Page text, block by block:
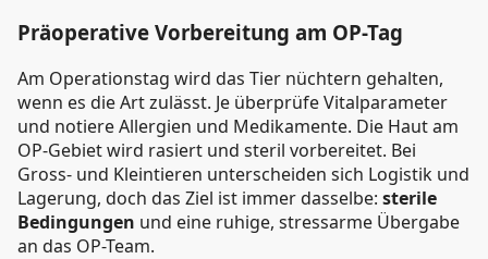
Präoperative Vorbereitung am OP-Tag
Am Operationstag wird das Tier nüchtern gehalten,
wenn es die Art zulässt. Je überprüfe Vitalparameter
und notiere Allergien und Medikamente. Die Haut am
OP-Gebiet wird rasiert und steril vorbereitet. Bei
Gross- und Kleintieren unterscheiden sich Logistik und
Lagerung, doch das Ziel ist immer dasselbe: sterile
Bedingungen und eine ruhige, stressarme Übergabe
an das OP-Team.